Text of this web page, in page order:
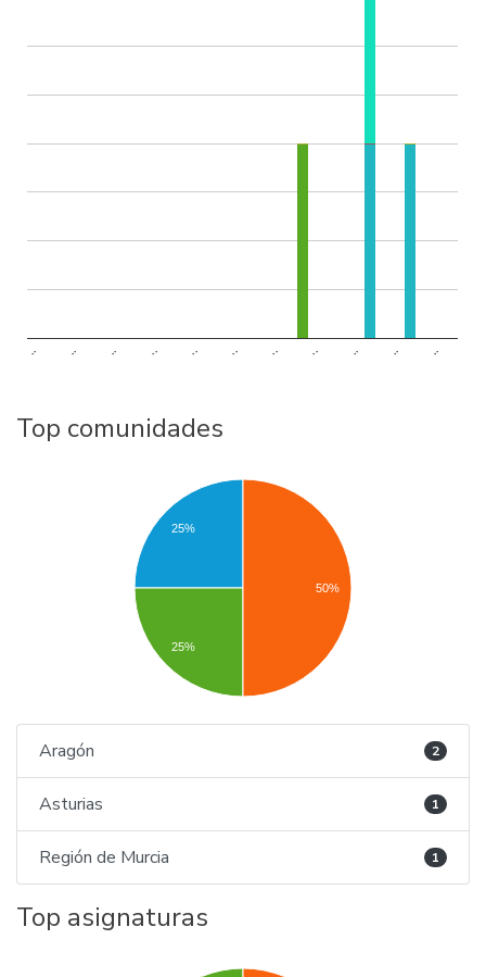
.. .. .. .. .. .. .. .. .. .. ..
Top comunidades
25%
25%
50%
Aragón 2
Asturias 1
Región de Murcia 1
Top asignaturas